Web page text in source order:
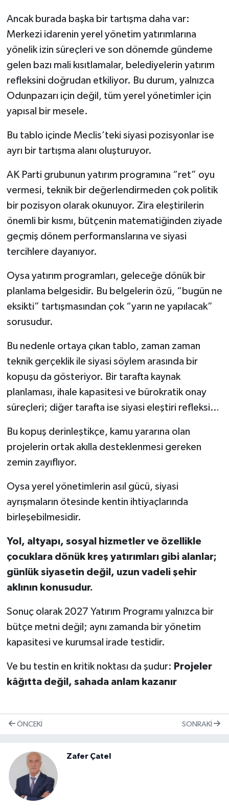
Ancak burada başka bir tartışma daha var:
Merkezi idarenin yerel yönetim yatırımlarına
yönelik izin süreçleri ve son dönemde gündeme
gelen bazı mali kısıtlamalar, belediyelerin yatırım
refleksini doğrudan etkiliyor. Bu durum, yalnızca
Odunpazarı için değil, tüm yerel yönetimler için
yapısal bir mesele.
Bu tablo içinde Meclis’teki siyasi pozisyonlar ise
ayrı bir tartışma alanı oluşturuyor.
AK Parti grubunun yatırım programına “ret” oyu
vermesi, teknik bir değerlendirmeden çok politik
bir pozisyon olarak okunuyor. Zira eleştirilerin
önemli bir kısmı, bütçenin matematiğinden ziyade
geçmiş dönem performanslarına ve siyasi
tercihlere dayanıyor.
Oysa yatırım programları, geleceğe dönük bir
planlama belgesidir. Bu belgelerin özü, “bugün ne
eksikti” tartışmasından çok “yarın ne yapılacak”
sorusudur.
Bu nedenle ortaya çıkan tablo, zaman zaman
teknik gerçeklik ile siyasi söylem arasında bir
kopuşu da gösteriyor. Bir tarafta kaynak
planlaması, ihale kapasitesi ve bürokratik onay
süreçleri; diğer tarafta ise siyasi eleştiri refleksi…
Bu kopuş derinleştikçe, kamu yararına olan
projelerin ortak akılla desteklenmesi gereken
zemin zayıflıyor.
Oysa yerel yönetimlerin asıl gücü, siyasi
ayrışmaların ötesinde kentin ihtiyaçlarında
birleşebilmesidir.
Yol, altyapı, sosyal hizmetler ve özellikle
çocuklara dönük kreş yatırımları gibi alanlar;
günlük siyasetin değil, uzun vadeli şehir
aklının konusudur.
Sonuç olarak 2027 Yatırım Programı yalnızca bir
bütçe metni değil; aynı zamanda bir yönetim
kapasitesi ve kurumsal irade testidir.
Ve bu testin en kritik noktası da şudur: Projeler
kâğıtta değil, sahada anlam kazanır
ÖNCEKI SONRAKI
Zafer Çatel